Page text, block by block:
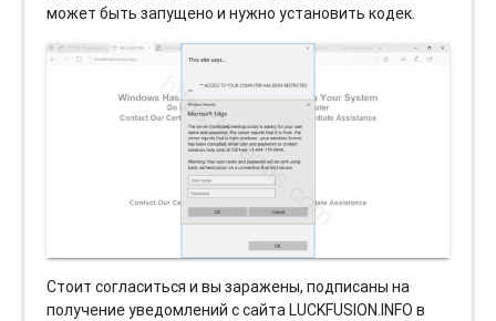
может быть запущено и нужно установить кодек.
Стоит согласиться и вы заражены, подписаны на
получение уведомлений с сайта LUCKFUSION.INFO в